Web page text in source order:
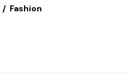
Fashion